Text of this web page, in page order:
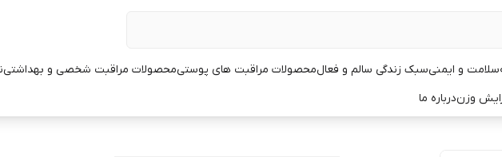
سلامت و ایمنیسبک زندگی سالم و فعالمحصولات مراقبت های پوستیمحصولات مراقبت شخصی و بهداشتی
وزندرباره ما